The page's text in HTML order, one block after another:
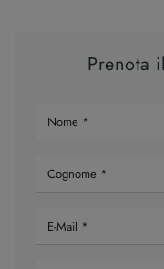
Prenota